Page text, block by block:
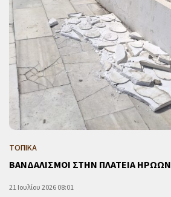
ΤΟΠΙΚΑ
ΒΑΝΔΑΛΙΣΜΟΙ ΣΤΗΝ ΠΛΑΤΕΙΑ ΗΡΩΩΝ
21 Ιουλίου 2026 08:01